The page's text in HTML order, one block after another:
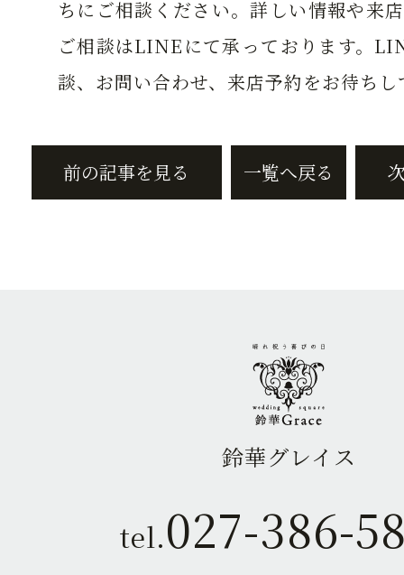
ちにご相談ください。詳しい情報や来
ご相談はLINEにて承っております。
談、お問い合わせ、来店予約をお待ちし
前の記事を見る 一覧へ戻る
鈴華グレイス
tel.027-386-